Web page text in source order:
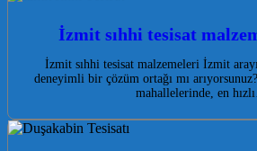
İzmit sıhhi tesisat
İzmit sıhhi tesisat malzemeleri İzmit
deneyimli bir çözüm ortağı mı
mahallelerinde, en